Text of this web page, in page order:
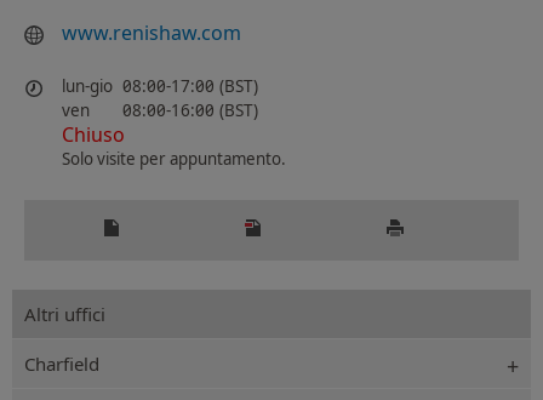
www.renishaw.com
lun-gio 08:00-17:00 (BST)
ven
08:00-16:00 (BST)
Chiuso
Solo visite per appuntamento.
Altri uffici
Charfield